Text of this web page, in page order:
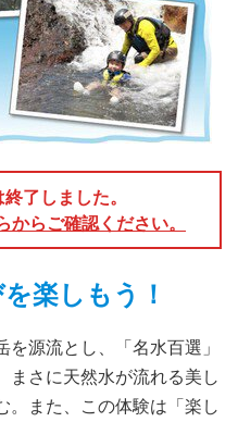
了しました。
らご確認ください。
楽しもう！
源流とし、「名水百選」
まさに天然水が流れる美し
。また、この体験は「楽し